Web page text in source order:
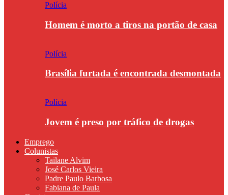
Polícia
Homem é morto a tiros na portão de casa
Polícia
Brasília furtada é encontrada desmontada
Polícia
Jovem é preso por tráfico de drogas
Emprego
Colunistas
Tailane Alvim
José Carlos Vieira
Padre Paulo Barbosa
Fabiana de Paula